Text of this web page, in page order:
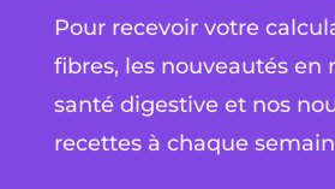
Pour recevoir votre
fibres, les nouveautés en
santé digestive et nos
recettes à chaque